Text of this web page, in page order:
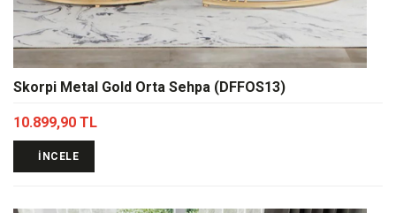
Skorpi Metal Gold Orta Sehpa (DFFOS13)
10.899,90 TL
İNCELE